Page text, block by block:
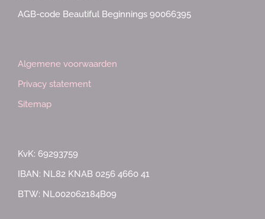
AGB-code Beautiful Beginnings 90066395
Algemene voorwaarden
Privacy statement
Sitemap
KvK: 69293759
IBAN: NL82 KNAB 0256 4660 41
BTW: NL002062184B09